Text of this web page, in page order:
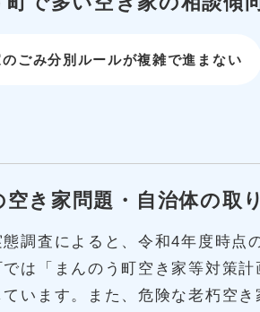
のごみ分別ルールが複雑で進まない
空き家問題・自治体の取
調査によると、令和4年度時点
は「まんのう町空き家等対策
います。また、危険な老朽空